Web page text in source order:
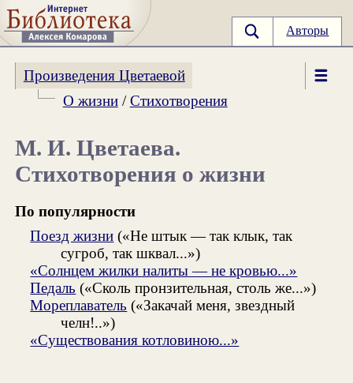
Авторы
Произведения Цветаевой
О жизни/Стихотворения
М. И. Цветаева.
Стихотворения о жизни
По популярности
Поезд жизни («Не штык — так клык, так
сугроб, так шквал...»)
«Солнцем жилки налиты — не кровью...»
Педаль («Сколь пронзительная, столь же...»)
Мореплаватель («Закачай меня, звездный
челн!..»)
«Существования котловиною...»